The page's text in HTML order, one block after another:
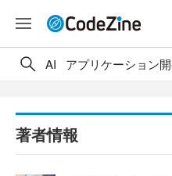
AI アプリケーション
著者情報